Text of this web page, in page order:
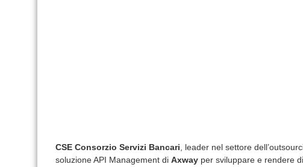
CSE Consorzio Servizi Bancari , leader nel settore
soluzione API Management di Axway per sviluppare e rendere